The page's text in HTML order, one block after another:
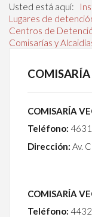
Usted está aquí:
Lugares de
Centros de
Comisarías y
COMISARÍA
Teléfono:
Dirección: Av.
COMISARÍA
Teléfono: